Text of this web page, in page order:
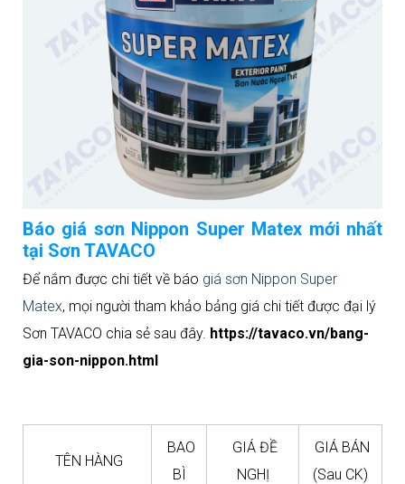
Báo giá sơn Nippon Super Matex mới nhất
tại Sơn TAVACO
Để nắm được chi tiết về báo giá sơn Nippon Super
Matex, mọi người tham khảo bảng giá chi tiết được đại lý
Sơn TAVACO chia sẻ sau đây. https://tavaco.vn/bang-
gia-son-nippon.html
TÊN HÀNG
BAO
BÌ
GIÁ ĐỀ
NGHỊ
GIÁ BÁN
(Sau CK)